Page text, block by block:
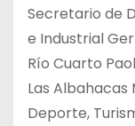
Secretario de
e Industrial
Río Cuarto
Las
Deporte,